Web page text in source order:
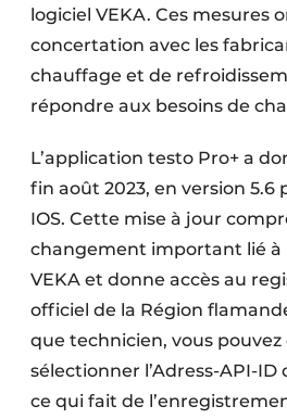
logiciel VEKA. Ces mesures
concertation avec les
chauffage et de
répondre aux besoins de
L’application testo Pro+ a
fin août 2023, en version 5.6
IOS. Cette mise à jour
changement important lié à
VEKA et donne accès au
officiel de la Région
que technicien, vous pouvez
sélectionner l’Adress-API-ID
ce qui fait de